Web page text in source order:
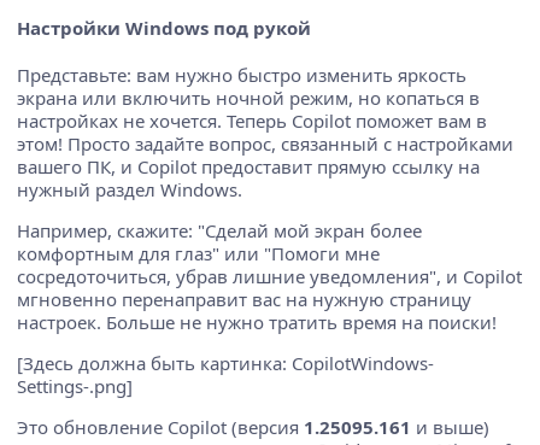
Настройки Windows под рукой
Представьте: вам нужно быстро изменить яркость
экрана или включить ночной режим, но копаться в
настройках не хочется. Теперь Copilot поможет вам в
этом! Просто задайте вопрос, связанный с настройками
вашего ПК, и Copilot предоставит прямую ссылку на
нужный раздел Windows.
Например, скажите: "Сделай мой экран более
комфортным для глаз" или "Помоги мне
сосредоточиться, убрав лишние уведомления", и Copilot
мгновенно перенаправит вас на нужную страницу
настроек. Больше не нужно тратить время на поиски!
[Здесь должна быть картинка: CopilotWindows-
Settings-.png]
Это обновление Copilot (версия 1.25095.161 и выше)